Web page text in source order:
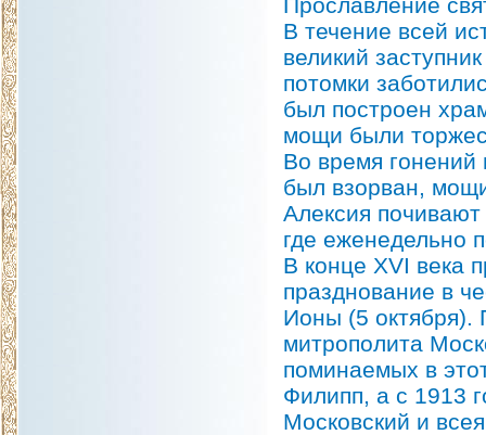
В течение всей
великий
потомки
был построен
мощи были
Во время гонений
был взорван,
Алексия
где еженедельно
В конце XVI века
празднование в
Ионы (5 октября).
митрополита
поминаемых в
Филипп, а с 1913
Московский и